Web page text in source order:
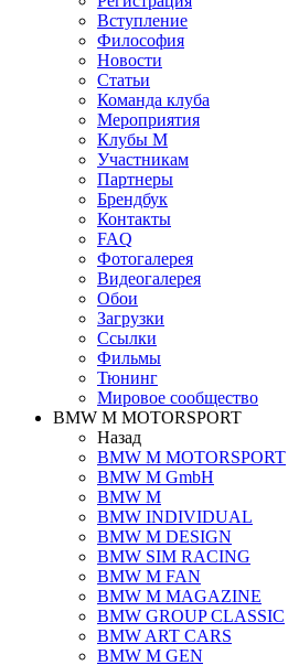
Вступление
Философия
Новости
Статьи
Команда клуба
Мероприятия
Клубы M
Участникам
Партнеры
Брендбук
Контакты
FAQ
Фотогалерея
Видеогалерея
Обои
Загрузки
Ссылки
Фильмы
Тюнинг
Мировое сообщество
BMW M MOTORSPORT
Назад
BMW M MOTORSPORT
BMW M GmbH
BMW M
BMW INDIVIDUAL
BMW M DESIGN
BMW SIM RACING
BMW M FAN
BMW M MAGAZINE
BMW GROUP CLASSIC
BMW ART CARS
BMW M GEN